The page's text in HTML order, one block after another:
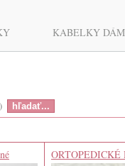
KABELKY
)